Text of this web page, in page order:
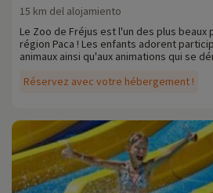
Réservez avec votre hébergement !
15 km del alojamiento
Le Zoo de Fréjus est l'un des plus beaux
région Paca ! Les enfants adorent
animaux ainsi qu'aux animations qui se